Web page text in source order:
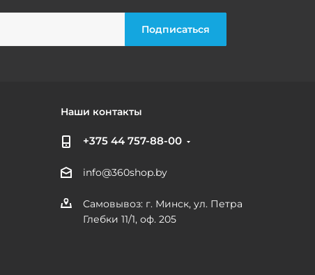
Наши контакты
+375 44 757-88-00
info@360shop.by
Самовывоз: г. Минск, ул. Петра
Глебки 11/1, оф. 205